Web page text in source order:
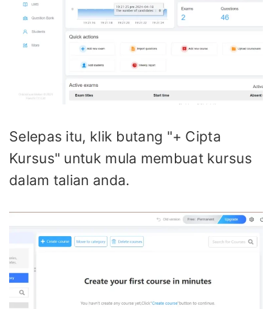
Selepas itu, klik butang "+ Cipta
Kursus" untuk mula membuat kursus
dalam talian anda.